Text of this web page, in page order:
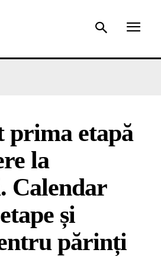
prima etapă
la
Calendar
și
părinți